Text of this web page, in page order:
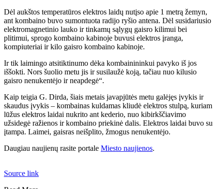
Dėl aukštos temperatūros elektros laidų nutįso apie 1 metrą žemyn,
ant kombaino buvo sumontuota radijo ryšio antena. Dėl susidariusio
elektromagnetinio lauko ir tinkamų sąlygų gaisro kilimui bei
plitimui, sprogo kombaino kabinoje buvusi elektros įranga,
kompiuteriai ir kilo gaisro kombaino kabinoje.
Ir tik laimingo atsitiktinumo dėka kombainininkui pavyko iš jos
iššokti. Nors šuolio metu jis ir susilaužė koją, tačiau nuo kilusio
gaisro nenukentėjo ir neapdegė“.
Kaip teigia G. Dirda, šiais metais javapjūtės metu galėjęs įvykis ir
skaudus įvykis – kombainas kuldamas kliudė elektros stulpą, kuriam
lūžus elektros laidai nukrito ant kederio, nuo kibirkščiavimo
užsidegė ražienos ir kombaino priekinė dalis. Elektros laidai buvo su
įtampa. Laimei, gaisras neišplito, žmogus nenukentėjo.
Daugiau naujienų rasite portale Miesto naujienos.
Source link